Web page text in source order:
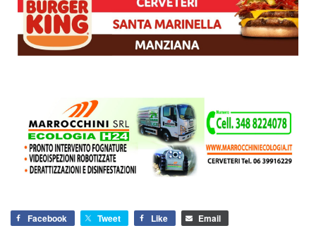
Facebook Tweet Like Email